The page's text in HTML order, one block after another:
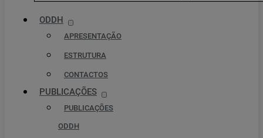
ODDH
APRESENTAÇÃO
ESTRUTURA
CONTACTOS
PUBLICAÇÕES
PUBLICAÇÕES
ODDH